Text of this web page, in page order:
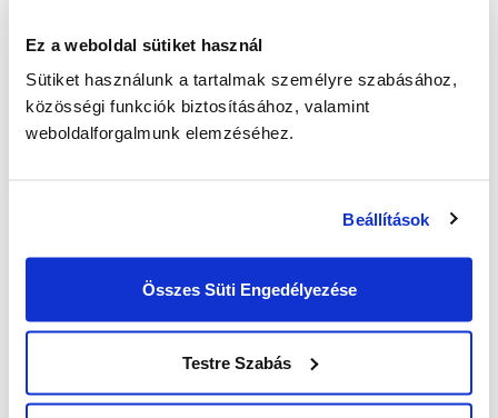
Ez a weboldal sütiket használ
Sütiket használunk a tartalmak személyre szabásához,
közösségi funkciók biztosításához, valamint
weboldalforgalmunk elemzéséhez.
Beállítások
Összes Süti Engedélyezése
Testre Szabás
érintő beszélgetéseinket.
Formáljuk együtt a jövőt!
navigation
IT Specialist
Digital Success Managert keres a UCC!